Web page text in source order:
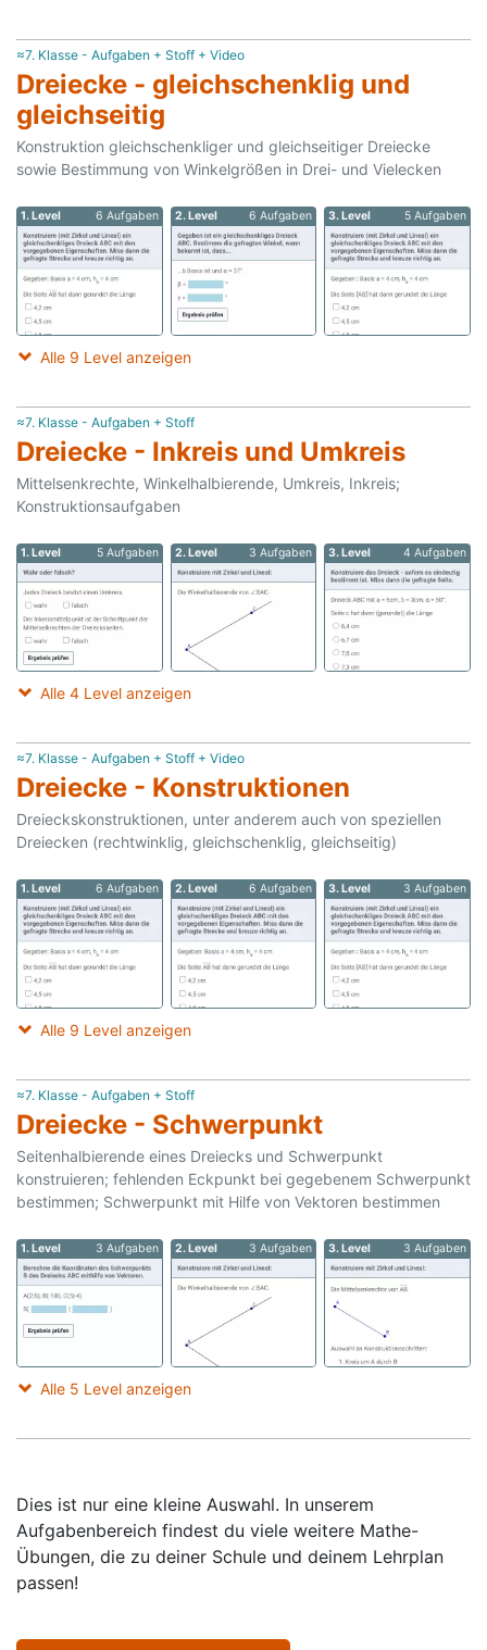
≈7. Klasse - Aufgaben + Stoff + Video
Dreiecke - gleichschenklig und
gleichseitig
Konstruktion gleichschenkliger und gleichseitiger Dreiecke
sowie Bestimmung von Winkelgrößen in Drei- und Vielecken
1. Level 6 Aufgaben 2. Level 6 Aufgaben 3. Level 5 Aufgaben
Alle 9 Level anzeigen
≈7. Klasse - Aufgaben + Stoff
Dreiecke - Inkreis und Umkreis
Mittelsenkrechte, Winkelhalbierende, Umkreis, Inkreis;
Konstruktionsaufgaben
1. Level 5 Aufgaben 2. Level 3 Aufgaben 3. Level 4 Aufgaben
Alle 4 Level anzeigen
≈7. Klasse - Aufgaben + Stoff + Video
Dreiecke - Konstruktionen
Dreieckskonstruktionen, unter anderem auch von speziellen
Dreiecken (rechtwinklig, gleichschenklig, gleichseitig)
1. Level 6 Aufgaben 2. Level 6 Aufgaben 3. Level 3 Aufgaben
Alle 9 Level anzeigen
≈7. Klasse - Aufgaben + Stoff
Dreiecke - Schwerpunkt
Seitenhalbierende eines Dreiecks und Schwerpunkt
konstruieren; fehlenden Eckpunkt bei gegebenem Schwerpunkt
bestimmen; Schwerpunkt mit Hilfe von Vektoren bestimmen
1. Level 3 Aufgaben 2. Level 3 Aufgaben 3. Level 3 Aufgaben
Alle 5 Level anzeigen
Dies ist nur eine kleine Auswahl. In unserem
Aufgabenbereich findest du viele weitere Mathe-
Übungen, die zu deiner Schule und deinem Lehrplan
passen!